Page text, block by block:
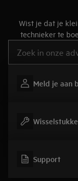
Wist je dat je
technieker te
Meld je aan
Support